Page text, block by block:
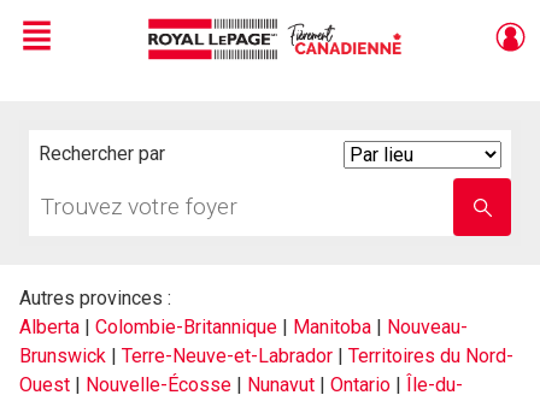
Live
En Direct
Menu
Rechercher par
votre
nom
Autres provinces :
Alberta | Colombie-Britannique | Manitoba | Nouveau-
Brunswick | Terre-Neuve-et-Labrador | Territoires du Nord-
Ouest | Nouvelle-Écosse | Nunavut | Ontario | Île-du-